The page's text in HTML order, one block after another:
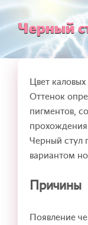
Черный
Цвет каловых
Оттенок
пигментов,
Черный стул
вариантом
Причины
Появление